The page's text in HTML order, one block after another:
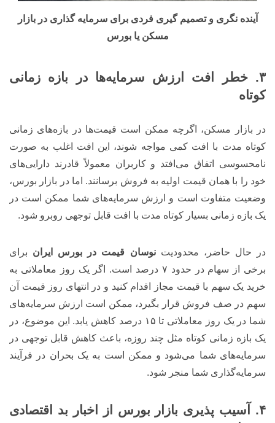
آینده نگری و تصمیم گیری فردی برای سرمایه گذاری در بازار
مسکن یا بورس
۳. خطر افت ارزش سرمایه‌ها در بازه زمانی
کوتاه
در بازار مسکن، اگرچه ممکن است قیمت‌ها در بازه‌های زمانی
کوتاه مدت با افت کمی مواجه شوند، این افت اغلب به صورت
نامحسوسی اتفاق می‌افتد و کاربران معمولاً قادرند دارایی‌های
خود را با همان قیمت اولیه به فروش برسانند. اما در بازار بورس،
وضعیت متفاوت است و ارزش سرمایه‌های شما ممکن است در
یک بازه زمانی بسیار کوتاه مدت با افت قابل توجهی روبرو شود.
در حال حاضر، محدودیتنوسان قیمت در بورس ایران برای
برخی از سهام در حدود ۷ درصد است. اگر یک روز معاملاتی به
خرید یک سهم با قیمت مجاز اقدام کنید و در انتهای روز قیمت آن
سهم در صف فروش قرار بگیرد، ممکن است ارزش سرمایه‌های
شما در یک روز معاملاتی تا ۱۵ درصد کاهش یابد. این موضوع، در
یک بازه زمانی کوتاه مثل چند روزه، باعث کاهش قابل توجهی در
سرمایه‌های شما می‌شود و ممکن است به یک بحران در فرآیند
سرمایه‌گذاری شما منجر شود.
۴. آسیب‌ پذیری بازار بورس از اخبار بد اقتصادی